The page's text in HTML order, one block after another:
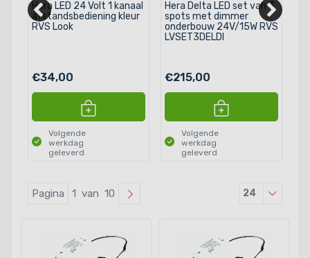
Hera LED 24 Volt 1 kanaal
afstandsbediening kleur
RVS Look
€34,00
Volgende
werkdag
geleverd
Hera Delta LED set van 3
spots met dimmer
onderbouw 24V/15W RVS
LVSET3DELDI
€215,00
Volgende
werkdag
geleverd
24
Pagina 1 van 10